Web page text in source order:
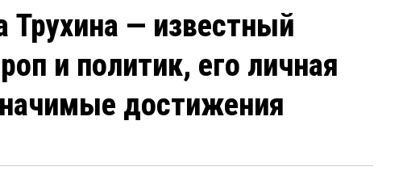
Трухина — известный
и политик, его личная
достижения